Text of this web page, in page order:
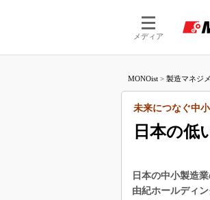
メディア
MONOist > 製造マネジ
日本の低
未来につなぐ中
日本の中小製造
由紀ホールディ